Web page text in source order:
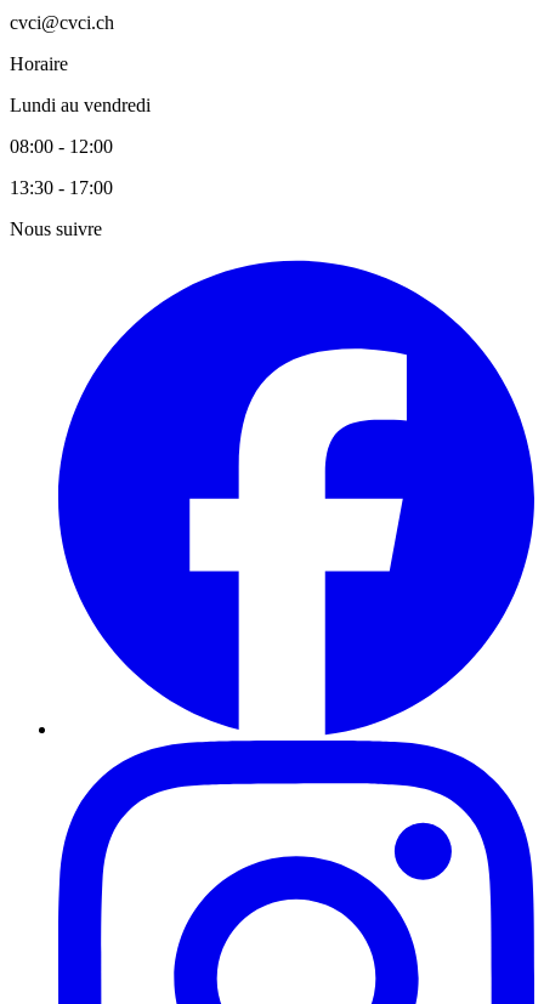
cvci@cvci.ch
Horaire
Lundi au vendredi
08:00 - 12:00
13:30 - 17:00
Nous suivre